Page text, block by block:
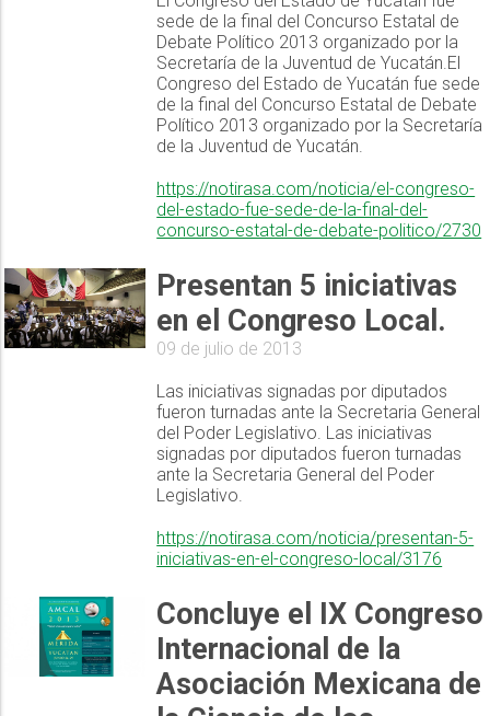
sede de la final del Concurso Estatal de
Debate Político 2013 organizado por la
Secretaría de la Juventud de Yucatán.El
Congreso del Estado de Yucatán fue sede
de la final del Concurso Estatal de Debate
Político 2013 organizado por la Secretaría
de la Juventud de Yucatán.
https://notirasa.com/noticia/el-congreso-
del-estado-fue-sede-de-la-final-del-
concurso-estatal-de-debate-politico/2730
Presentan 5 iniciativas
en el Congreso Local.
09 de julio de 2013
Las iniciativas signadas por diputados
fueron turnadas ante la Secretaria General
del Poder Legislativo. Las iniciativas
signadas por diputados fueron turnadas
ante la Secretaria General del Poder
Legislativo.
https://notirasa.com/noticia/presentan-5-
iniciativas-en-el-congreso-local/3176
Concluye el IX Congreso
Internacional de la
Asociación Mexicana de